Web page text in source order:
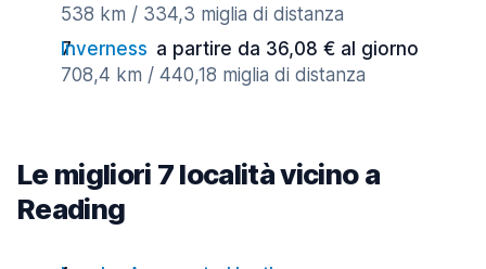
538 km / 334,3 miglia di distanza
Inverness a partire da 36,08 € al giorno
708,4 km / 440,18 miglia di distanza
Le migliori 7 località vicino a
Reading